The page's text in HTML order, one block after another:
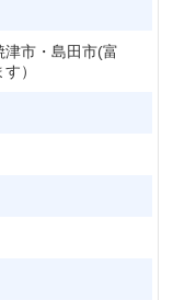
市・島田市(富
）